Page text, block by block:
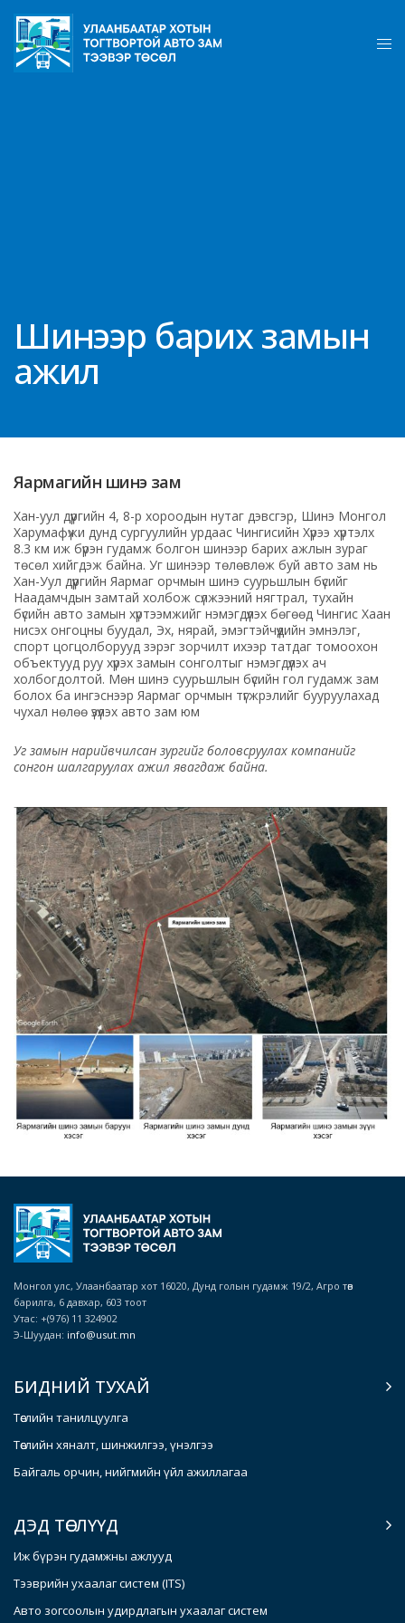
Шинээр барих замын
ажил
Яармагийн шинэ зам
Хан-уул дүүргийн 4, 8-р хороодын нутаг дэвсгэр, Шинэ Монгол
Харумафүжи дунд сургуулийн урдаас Чингисийн Хүрээ хүртэлх
8.3 км иж бүрэн гудамж болгон шинээр барих ажлын зураг
төсөл хийгдэж байна. Уг шинээр төлөвлөж буй авто зам нь
Хан-Уул дүүргийн Яармаг орчмын шинэ суурьшлын бүсийг
Наадамчдын замтай холбож сүлжээний нягтрал, тухайн
бүсийн авто замын хүртээмжийг нэмэгдүүлэх бөгөөд Чингис Хаан
нисэх онгоцны буудал, Эх, нярай, эмэгтэйчүүдийн эмнэлэг,
спорт цогцолборууд зэрэг зорчилт ихээр татдаг томоохон
объектууд руу хүрэх замын сонголтыг нэмэгдүүлэх ач
холбогдолтой. Мөн шинэ суурьшлын бүсийн гол гудамж зам
болох ба ингэснээр Яармаг орчмын түгжрэлийг бууруулахад
чухал нөлөө үзүүлэх авто зам юм
Уг замын нарийвчилсан зургийг боловсруулах компанийг
сонгон шалгаруулах ажил явагдаж байна.
Монгол улс, Улаанбаатар хот 16020, Дунд голын гудамж 19/2, Агро төв
барилга, 6 давхар, 603 тоот
Утас: +(976) 11 324902
Э-Шуудан: info@usut.mn
БИДНИЙ ТУХАЙ
Төслийн танилцуулга
Төслийн хяналт, шинжилгээ, үнэлгээ
Байгаль орчин, нийгмийн үйл ажиллагаа
ДЭД ТӨСЛҮҮД
Иж бүрэн гудамжны ажлууд
Тээврийн ухаалаг систем (ITS)
Авто зогсоолын удирдлагын ухаалаг систем